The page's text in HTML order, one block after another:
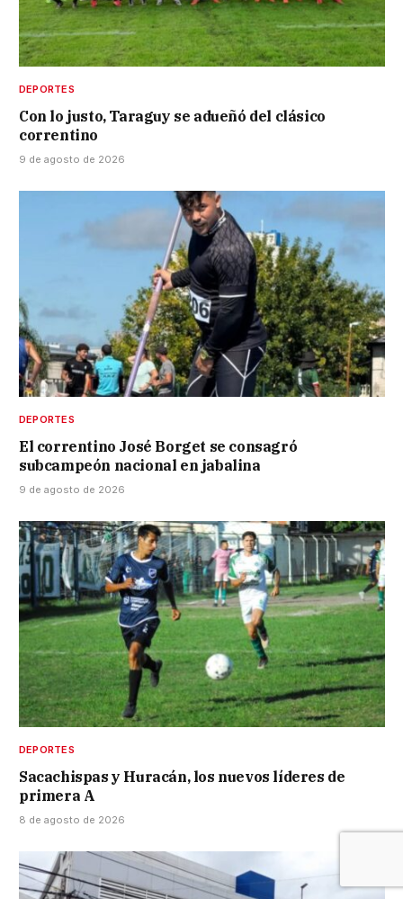
DEPORTES
Con lo justo, Taraguy se adueñó del clásico
correntino
9 de agosto de 2026
DEPORTES
El correntino José Borget se consagró
subcampeón nacional en jabalina
9 de agosto de 2026
DEPORTES
Sacachispas y Huracán, los nuevos líderes de
primera A
8 de agosto de 2026